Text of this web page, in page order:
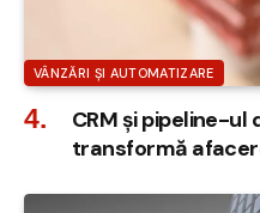
VÂNZĂRI ȘI AUTOMATIZARE
CRM și pipeline-ul
transformă